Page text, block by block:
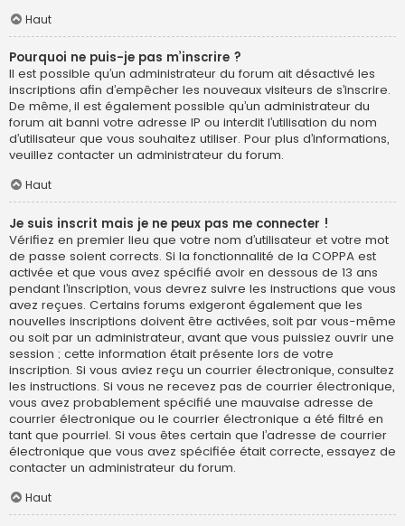
Haut
Pourquoi ne puis-je pas m’inscrire ?
Il est possible qu’un administrateur du forum ait désactivé les
inscriptions afin d’empêcher les nouveaux visiteurs de s’inscrire.
De même, il est également possible qu’un administrateur du
forum ait banni votre adresse IP ou interdit l’utilisation du nom
d’utilisateur que vous souhaitez utiliser. Pour plus d’informations,
veuillez contacter un administrateur du forum.
Haut
Je suis inscrit mais je ne peux pas me connecter !
Vérifiez en premier lieu que votre nom d’utilisateur et votre mot
de passe soient corrects. Si la fonctionnalité de la COPPA est
activée et que vous avez spécifié avoir en dessous de 13 ans
pendant l’inscription, vous devrez suivre les instructions que vous
avez reçues. Certains forums exigeront également que les
nouvelles inscriptions doivent être activées, soit par vous-même
ou soit par un administrateur, avant que vous puissiez ouvrir une
session ; cette information était présente lors de votre
inscription. Si vous aviez reçu un courrier électronique, consultez
les instructions. Si vous ne recevez pas de courrier électronique,
vous avez probablement spécifié une mauvaise adresse de
courrier électronique ou le courrier électronique a été filtré en
tant que pourriel. Si vous êtes certain que l’adresse de courrier
électronique que vous avez spécifiée était correcte, essayez de
contacter un administrateur du forum.
Haut